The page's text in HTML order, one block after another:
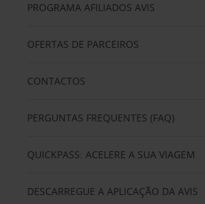
PROGRAMA AFILIADOS AVIS
OFERTAS DE PARCEIROS
CONTACTOS
PERGUNTAS FREQUENTES (FAQ)
QUICKPASS: ACELERE A SUA VIAGEM
DESCARREGUE A APLICAÇÃO DA AVIS